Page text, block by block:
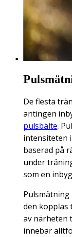
De flesta
antingen
pulsbälte.
intensiteten
baserad på
under
som en
den kopplas
av närheten
innebär